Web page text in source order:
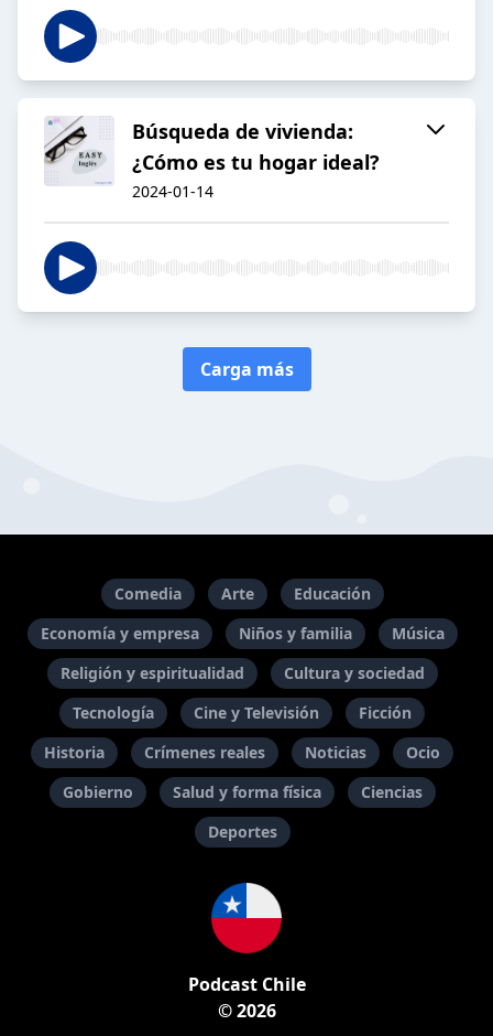
Búsqueda de vivienda:
¿Cómo es tu hogar ideal?
2024-01-14
Carga más
Comedia Arte
Educación
Economía y empresa
Niños y familia
Música
Religión y espiritualidad
Cultura y sociedad
Tecnología
Cine y Televisión
Ficción
Historia
Crímenes reales Noticias
Ocio
Gobierno
Salud y forma física
Ciencias
Deportes
Podcast Chile
© 2026